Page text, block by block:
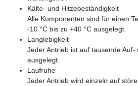
Kälte- und Hitzebeständigkeit
Alle Komponenten sind für einen
-10 °C bis zu +40 °C ausgelegt.
Langlebigkeit
Jeder Antrieb ist auf tausende Auf-
ausgelegt.
Laufruhe
Jeder Antrieb wird einzeln auf